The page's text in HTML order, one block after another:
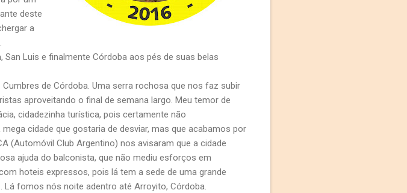
deste
a
Luis e finalmente Córdoba aos pés de suas belas
de Córdoba. Uma serra rochosa que nos faz subir
aproveitando o final de semana largo. Meu temor de
cidadezinha turística, pois certamente não
cidade que gostaria de desviar, mas que acabamos por
(Automóvil Club Argentino) nos avisaram que a cidade
ajuda do balconista, que não mediu esforços em
hoteis expressos, pois lá tem a sede de uma grande
Lá fomos nós noite adentro até Arroyito, Córdoba.